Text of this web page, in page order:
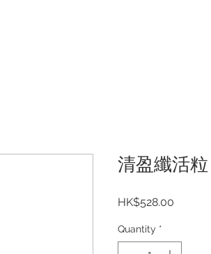
清盈纖活粒
HK$528.00
Quantity *